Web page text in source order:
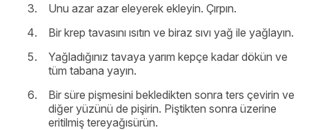
Unu azar azar eleyerek ekleyin. Çırpın.
Bir krep tavasını ısıtın ve biraz sıvı yağ ile yağlayın.
Yağladığınız tavaya yarım kepçe kadar dökün ve
tüm tabana yayın.
Bir süre pişmesini bekledikten sonra ters çevirin ve
diğer yüzünü de pişirin. Piştikten sonra üzerine
eritilmiş tereyağısürün.